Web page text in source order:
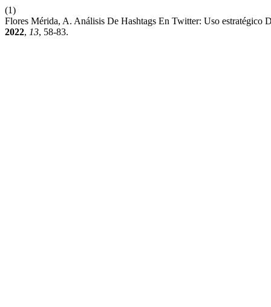
(1)
Flores Mérida, A. Análisis De Hashtags En Twitter: Uso
2022, 13, 58-83.